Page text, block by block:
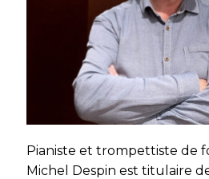
Pianiste et trompettiste de
Michel Despin est titulaire